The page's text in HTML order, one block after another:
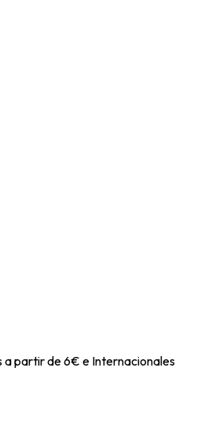
a partir de 6€ e Internacionales